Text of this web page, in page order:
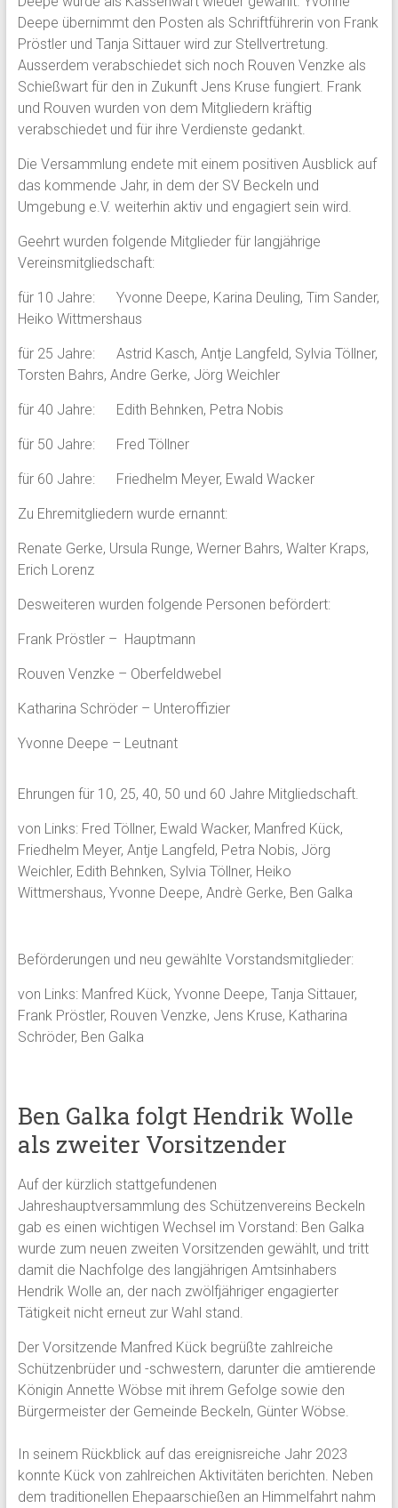
Deepe übernimmt den Posten als Schriftführerin von Frank
Pröstler und Tanja Sittauer wird zur Stellvertretung.
Ausserdem verabschiedet sich noch Rouven Venzke als
Schießwart für den in Zukunft Jens Kruse fungiert. Frank
und Rouven wurden von dem Mitgliedern kräftig
verabschiedet und für ihre Verdienste gedankt.
Die Versammlung endete mit einem positiven Ausblick auf
das kommende Jahr, in dem der SV Beckeln und
Umgebung e.V. weiterhin aktiv und engagiert sein wird.
Geehrt wurden folgende Mitglieder für langjährige
Vereinsmitgliedschaft:
für 10 Jahre: Yvonne Deepe, Karina Deuling, Tim Sander,
Heiko Wittmershaus
für 25 Jahre: Astrid Kasch, Antje Langfeld, Sylvia Töllner,
Torsten Bahrs, Andre Gerke, Jörg Weichler
für 40 Jahre: Edith Behnken, Petra Nobis
für 50 Jahre: Fred Töllner
für 60 Jahre: Friedhelm Meyer, Ewald Wacker
Zu Ehremitgliedern wurde ernannt:
Renate Gerke, Ursula Runge, Werner Bahrs, Walter Kraps,
Erich Lorenz
Desweiteren wurden folgende Personen befördert:
Frank Pröstler – Hauptmann
Rouven Venzke – Oberfeldwebel
Katharina Schröder – Unteroffizier
Yvonne Deepe – Leutnant
Ehrungen für 10, 25, 40, 50 und 60 Jahre Mitgliedschaft.
von Links: Fred Töllner, Ewald Wacker, Manfred Kück,
Friedhelm Meyer, Antje Langfeld, Petra Nobis, Jörg
Weichler, Edith Behnken, Sylvia Töllner, Heiko
Wittmershaus, Yvonne Deepe, Andrè Gerke, Ben Galka
Beförderungen und neu gewählte Vorstandsmitglieder:
von Links: Manfred Kück, Yvonne Deepe, Tanja Sittauer,
Frank Pröstler, Rouven Venzke, Jens Kruse, Katharina
Schröder, Ben Galka
Ben Galka folgt Hendrik Wolle
als zweiter Vorsitzender
Auf der kürzlich stattgefundenen
Jahreshauptversammlung des Schützenvereins Beckeln
gab es einen wichtigen Wechsel im Vorstand: Ben Galka
wurde zum neuen zweiten Vorsitzenden gewählt, und tritt
damit die Nachfolge des langjährigen Amtsinhabers
Hendrik Wolle an, der nach zwölfjähriger engagierter
Tätigkeit nicht erneut zur Wahl stand.
Der Vorsitzende Manfred Kück begrüßte zahlreiche
Schützenbrüder und -schwestern, darunter die amtierende
Königin Annette Wöbse mit ihrem Gefolge sowie den
Bürgermeister der Gemeinde Beckeln, Günter Wöbse.
In seinem Rückblick auf das ereignisreiche Jahr 2023
konnte Kück von zahlreichen Aktivitäten berichten. Neben
dem traditionellen Ehepaarschießen an Himmelfahrt nahm